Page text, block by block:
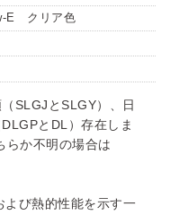
E クリア色
SLGJとSLGY）、日
とDL）存在しま
らか不明の場合は
よび熱的性能を示す一